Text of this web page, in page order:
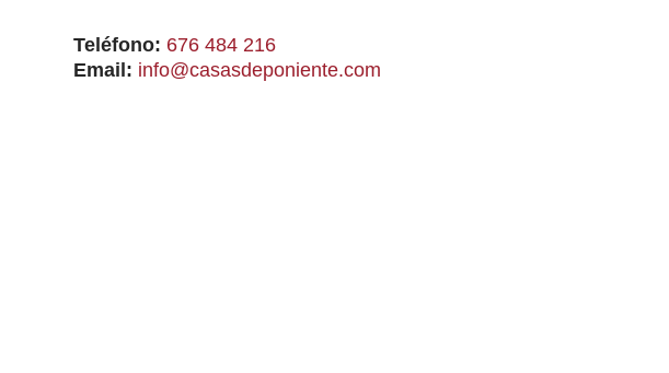
Teléfono: 676 484 216
Email: info@casasdeponiente.com